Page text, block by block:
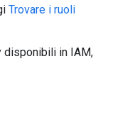
Trovare i ruoli
in IAM,